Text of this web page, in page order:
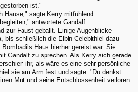
ist."
Hause," sagte Kerry mitfühlend.
antwortete Gandalf.
zur Faust geballt. Einige Augenblicke
bis schließlich die Elbin Celebithiel dazu
Haus hierher gereist war. Sie
Gandalf zu sprechen. Als Kerry sich gerade
ihr, als wäre es eine sehr persönliche
sie am Arm fest und sagte: "Du denkst
Mut und seine Entschlossenheit verloren